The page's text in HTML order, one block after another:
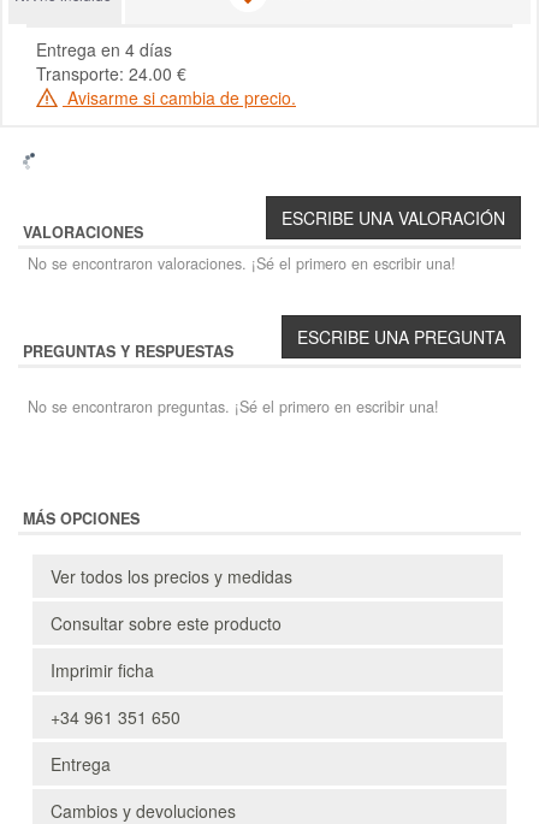
Entrega en 4 días
Transporte: 24.00 €
Avisarme si cambia de precio.
VALORACIONES
No se encontraron valoraciones. ¡Sé el primero en escribir una!
PREGUNTAS Y RESPUESTAS
No se encontraron preguntas. ¡Sé el primero en escribir una!
MÁS OPCIONES
Ver todos los precios y medidas
Consultar sobre este producto
Imprimir ficha
+34 961 351 650
Entrega
Cambios y devoluciones